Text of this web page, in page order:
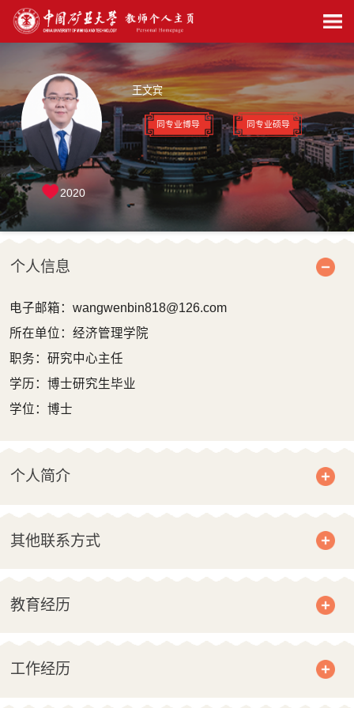
王文宾
同专业博导 同专业硕导
2020
个人信息
电子邮箱： wangwenbin818@126.com
所在单位：经济管理学院
职务：研究中心主任
学历：博士研究生毕业
学位：博士
个人简介
其他联系方式
教育经历
工作经历